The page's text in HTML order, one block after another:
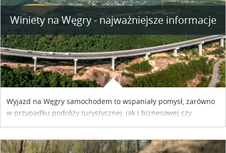
Winiety na Węgry - najważniejsze informacje
Wyjazd na Węgry samochodem to wspaniały pomysł, zarówno
w przypadku podróży turystycznej, jak i biznesowej czy
służbowej. Pamiętać tylko trzeba o wykupieniu winiety, co
współpracy reklamowej z Hungary Vignette.